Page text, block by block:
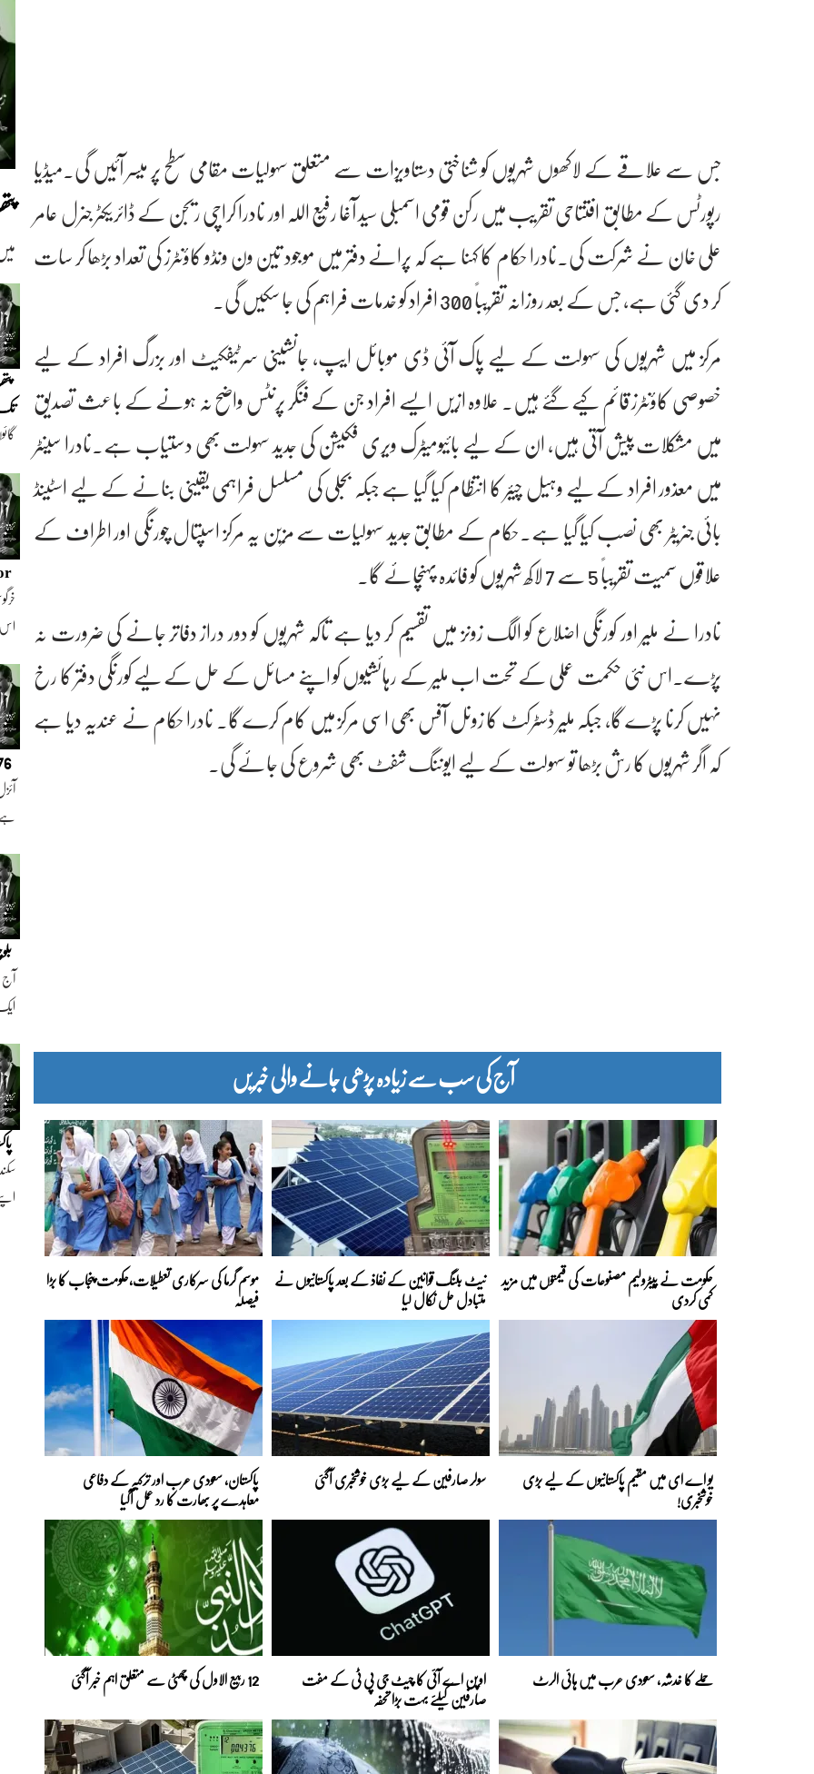
جس سے علاقے کے لاکھوں شہریوں کو شناختی دستاویزات سے متعلق سہولیات مقامی سطح پر میسر آئیں گی۔میڈیا
رپورٹس کے مطابق افتتاحی تقریب میں رکن قومی اسمبلی سید آغا رفیع اللہ اور نادرا کراچی ریجن کے ڈائریکٹر جنرل عامر
علی خان نے شرکت کی۔نادرا حکام کا کہنا ہے کہ پرانے دفتر میں موجود تین ون ونڈو کاؤنٹرز کی تعداد بڑھا کر سات
کر دی گئی ہے، جس کے بعد روزانہ تقریباً 300 افراد کو خدمات فراہم کی جا سکیں گی۔
مرکز میں شہریوں کی سہولت کے لیے پاک آئی ڈی موبائل ایپ، جانشینی سرٹیفکیٹ اور بزرگ افراد کے لیے
خصوصی کاؤنٹرز قائم کیے گئے ہیں۔ علاوہ ازیں ایسے افراد جن کے فنگر پرنٹس واضح نہ ہونے کے باعث تصدیق
میں مشکلات پیش آتی ہیں، ان کے لیے بائیومیٹرک ویری فکیشن کی جدید سہولت بھی دستیاب ہے۔نادرا سینٹر
میں معذور افراد کے لیے وہیل چیئر کا انتظام کیا گیا ہے جبکہ بجلی کی مسلسل فراہمی یقینی بنانے کے لیے اسٹینڈ
بائی جنریٹر بھی نصب کیا گیا ہے۔حکام کے مطابق جدید سہولیات سے مزین یہ مرکز اسپتال چورنگی اور اطراف کے
علاقوں سمیت تقریباً 5 سے 7 لاکھ شہریوں کو فائدہ پہنچائے گا۔
نادرا نے ملیر اور کورنگی اضلاع کو الگ زونز میں تقسیم کر دیا ہے تاکہ شہریوں کو دور دراز دفاتر جانے کی ضرورت نہ
پڑے۔اس نئی حکمت عملی کے تحت اب ملیر کے رہائشیوں کو اپنے مسائل کے حل کے لیے کورنگی دفتر کا رخ
نہیں کرنا پڑے گا، جبکہ ملیر ڈسٹرکٹ کا زونل آفس بھی اسی مرکز میں کام کرے گا۔ نادرا حکام نے عندیہ دیا ہے
کہ اگر شہریوں کا رش بڑھا تو سہولت کے لیے ایوننگ شفٹ بھی شروع کی جائے گی۔
آج کی سب سے زیادہ پڑھی جانے والی خبریں
حکومت نے پیٹرولیم مصنوعات کی قیمتوں میں مزید
کمی کردی
نیٹ بلنگ قوانین کے نفاذ کے بعد پاکستانیوں نے
متبادل حل نکال لیا
موسم گرما کی سرکاری تعطیلات،حکومت پنجاب کا بڑا
فیصلہ
یو اے ای میں مقیم پاکستانیوں کے لیے بڑی
خوشخبری!
سولر صارفین کے لیے بڑی خوشخبری آگئی پاکستان، سعودی عرب اور ترکیہ کے دفاعی
معاہدے پر بھارت کا رد عمل آگیا
حملے کا خدشہ، سعودی عرب میں ہائی الرٹ اوپن اے آئی کا چیٹ جی پی ٹی کے مفت
صارفین کیلئے بہت بڑا تحفہ
12 ربیع الاول کی چھٹی سے متعلق اہم خبر آگئی